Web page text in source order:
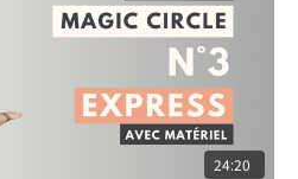
24:20